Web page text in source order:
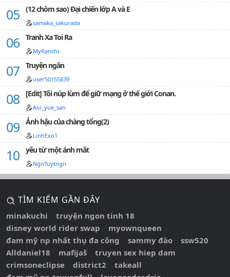
(12 chòm sao) Đại chiến lớp A và E
samaka_sakurada
Tranh Xa Toi Ra
MyRanchi
Truyện ngắn
user50155839
[Edit] Tôi núp lùm để giữ mạng ở thế giới Conan.
Aoi_yue_san
Ảnh hậu của chàng tổng(2)
LinhExo1
yêu từ một ánh mắt
NgnTuytngn
TÌM KIẾM GẦN ĐÂY
minakuchi
truyện ngon tinh 18
disney world rider swap
myownqueen
đam mỹ np nhất thụ đa công
sammy đào
ssw520
Alldaniel18
mafijaš
truyen sex hiep dam
crimsoneclipse
district2
takeall